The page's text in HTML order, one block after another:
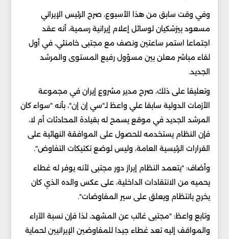
وفي وقت سابق من هذا الأسبوع، صرح الرئيس الإيراني
مسعود بيزشكيان لوسائل إعلام إيرانية رسمية، أنه عقد
اجتماعا استمر ساعتين ونصف مع مجتبى خامنئي، في أول
لقاء مباشر معلن بين مسؤول رفيع المستوى والمرشد
الجديد.
وتعليقا على ذلك، صرح مدير مشروع إيران في مجموعة
الأزمات الدولية سابقا علي واعظ لـ"سي إن إن"، بأنه "سواء كان
المرشد الجديد في موقع يسمح له بقيادة المحادثات أم لا،
فإن النظام يستخدمه للحصول على الموافقة النهائية على
القرارات الرئيسية العامة، وليس لوضع تكتيكات التفاوض".
وأضاف: "يتعمد النظام إبراز دور مجتبى لأنه يوفر له غطاء
يحميه من الانتقادات الداخلية، على عكس والده الذي كان
يخرج بانتظام ويعلق على سير المفاوضات".
وتابع واعظ: "مجتبى غائب عن المشهد، لذا فإن نسبة الآراء
والمواقف إليه تعد غطاء جيدا للمفاوضين الإيرانيين لحماية